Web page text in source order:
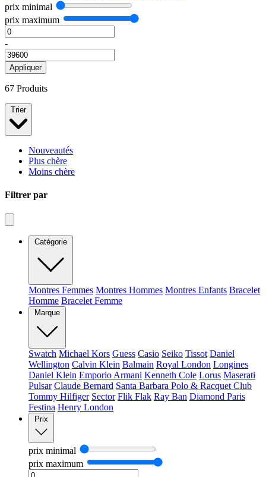
prix minimal
prix maximum
-
Appliquer
67 Produits
Trier
Nouveautés
Plus chère
Moins chère
Filtrer par
Catégorie
Montres Femmes Montres Hommes Montres Enfants Bracelet
Homme Bracelet Femme
Marque
Swatch Michael Kors Guess Casio Seiko Tissot Daniel
Wellington Calvin Klein Balmain Royal London Longines
Daniel Klein Emporio Armani Kenneth Cole Lorus Maserati
Pulsar Claude Bernard Santa Barbara Polo & Racquet Club
Tommy Hilfiger Sector Flik Flak Ray Ban Diamond Paris
Festina Henry London
Prix
prix minimal
prix maximum